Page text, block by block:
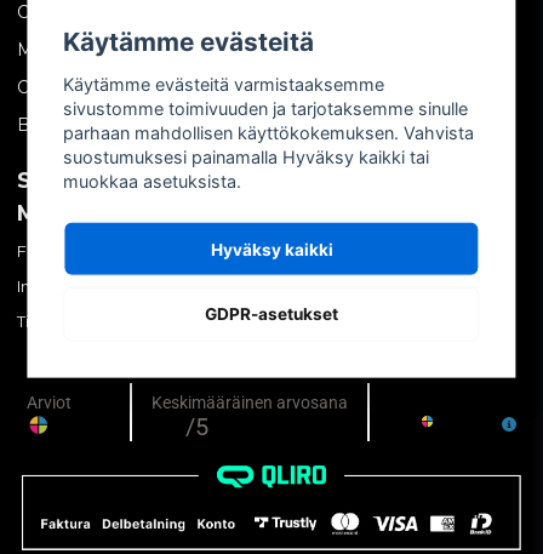
Ota yhteyttä
Meistä
Ostoehdot
Blogi
SOSIAALINEN
MEDIA
Facebook
Instagram
TikTok
Kirjaudu sisään
Käytämme evästeitä
Käytämme evästeitä varmistaaksemme
sivustomme toimivuuden ja tarjotaksemme sinulle
parhaan mahdollisen käyttökokemuksen. Vahvista
suostumuksesi painamalla Hyväksy kaikki tai
muokkaa asetuksista.
Hyväksy kaikki
GDPR-asetukset